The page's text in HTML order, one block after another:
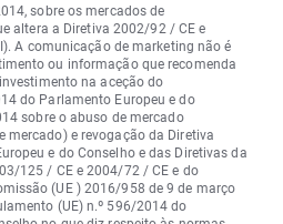
sobre os mercados de
altera a Diretiva 2002/92 / CE e
A comunicação de marketing não é
ou informação que recomenda
na aceção do
do Parlamento Europeu e do
sobre o abuso de mercado
e revogação da Diretiva
e do Conselho e das Diretivas da
125 / CE e 2004/72 / CE e do
(UE ) 2016/958 de 9 de março
(UE) n.º 596/2014 do